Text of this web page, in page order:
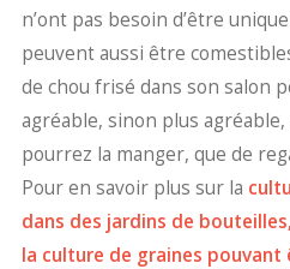
n’ont pas besoin d’être
peuvent aussi être
de chou frisé dans son salon
agréable, sinon plus agréable,
pourrez la manger, que de
Pour en savoir plus sur la
dans des jardins de
la culture de graines